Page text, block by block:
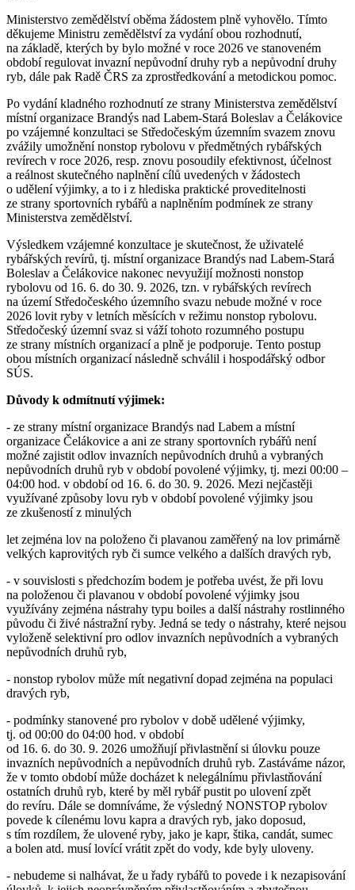
Ministerstvo zemědělství oběma žádostem plně vyhovělo. Tímto
děkujeme Ministru zemědělství za vydání obou rozhodnutí,
na základě, kterých by bylo možné v roce 2026 ve stanoveném
období regulovat invazní nepůvodní druhy ryb a nepůvodní druhy
ryb, dále pak Radě ČRS za zprostředkování a metodickou pomoc.
Po vydání kladného rozhodnutí ze strany Ministerstva zemědělství
místní organizace Brandýs nad Labem-Stará Boleslav a Čelákovice
po vzájemné konzultaci se Středočeským územním svazem znovu
zvážily umožnění nonstop rybolovu v předmětných rybářských
revírech v roce 2026, resp. znovu posoudily efektivnost, účelnost
a reálnost skutečného naplnění cílů uvedených v žádostech
o udělení výjimky, a to i z hlediska praktické proveditelnosti
ze strany sportovních rybářů a naplněním podmínek ze strany
Ministerstva zemědělství.
Výsledkem vzájemné konzultace je skutečnost, že uživatelé
rybářských revírů, tj. místní organizace Brandýs nad Labem-Stará
Boleslav a Čelákovice nakonec nevyužijí možnosti nonstop
rybolovu od 16. 6. do 30. 9. 2026, tzn. v rybářských revírech
na území Středočeského územního svazu nebude možné v roce
2026 lovit ryby v letních měsících v režimu nonstop rybolovu.
Středočeský územní svaz si váží tohoto rozumného postupu
ze strany místních organizací a plně je podporuje. Tento postup
obou místních organizací následně schválil i hospodářský odbor
SÚS.
Důvody k odmítnutí výjimek:
- ze strany místní organizace Brandýs nad Labem a místní
organizace Čelákovice a ani ze strany sportovních rybářů není
možné zajistit odlov invazních nepůvodních druhů a vybraných
nepůvodních druhů ryb v období povolené výjimky, tj. mezi 00:00 –
04:00 hod. v období od 16. 6. do 30. 9. 2026. Mezi nejčastěji
využívané způsoby lovu ryb v období povolené výjimky jsou
ze zkušeností z minulých
let zejména lov na položeno či plavanou zaměřený na lov primárně
velkých kaprovitých ryb či sumce velkého a dalších dravých ryb,
- v souvislosti s předchozím bodem je potřeba uvést, že při lovu
na položenou či plavanou v období povolené výjimky jsou
využívány zejména nástrahy typu boiles a další nástrahy rostlinného
původu či živé nástražní ryby. Jedná se tedy o nástrahy, které nejsou
vyloženě selektivní pro odlov invazních nepůvodních a vybraných
nepůvodních druhů ryb,
- nonstop rybolov může mít negativní dopad zejména na populaci
dravých ryb,
- podmínky stanovené pro rybolov v době udělené výjimky,
tj. od 00:00 do 04:00 hod. v období
od 16. 6. do 30. 9. 2026 umožňují přivlastnění si úlovku pouze
invazních nepůvodních a nepůvodních druhů ryb. Zastáváme názor,
že v tomto období může docházet k nelegálnímu přivlastňování
ostatních druhů ryb, které by měl rybář pustit po ulovení zpět
do revíru. Dále se domníváme, že výsledný NONSTOP rybolov
povede k cílenému lovu kapra a dravých ryb, jako doposud,
s tím rozdílem, že ulovené ryby, jako je kapr, štika, candát, sumec
a bolen atd. musí lovící vrátit zpět do vody, kde byly uloveny.
- nebudeme si nalhávat, že u řady rybářů to povede i k nezapisování